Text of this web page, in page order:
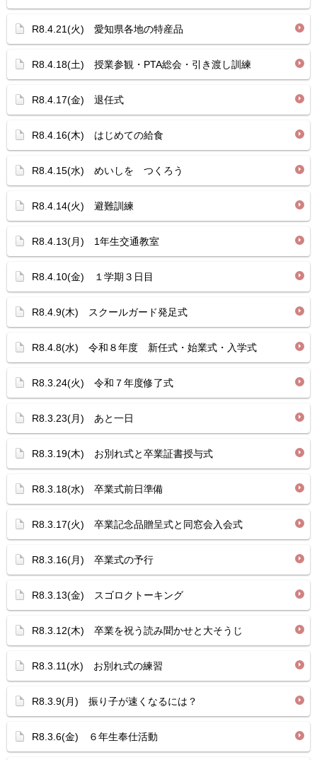
R8.4.21(火) 愛知県各地の特産品
R8.4.18(土) 授業参観・PTA総会・引き渡し訓練
R8.4.17(金) 退任式
R8.4.16(木) はじめての給食
R8.4.15(水) めいしを つくろう
R8.4.14(火) 避難訓練
R8.4.13(月) 1年生交通教室
R8.4.10(金) １学期３日目
R8.4.9(木) スクールガード発足式
R8.4.8(水) 令和８年度 新任式・始業式・入学式
R8.3.24(火) 令和７年度修了式
R8.3.23(月) あと一日
R8.3.19(木) お別れ式と卒業証書授与式
R8.3.18(水) 卒業式前日準備
R8.3.17(火) 卒業記念品贈呈式と同窓会入会式
R8.3.16(月) 卒業式の予行
R8.3.13(金) スゴロクトーキング
R8.3.12(木) 卒業を祝う読み聞かせと大そうじ
R8.3.11(水) お別れ式の練習
R8.3.9(月) 振り子が速くなるには？
R8.3.6(金) ６年生奉仕活動